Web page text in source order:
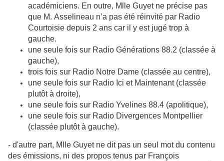
académiciens. En outre, Mlle Guyet ne précise pas
que M. Asselineau n’a pas été réinvité par Radio
Courtoisie depuis 2 ans car il y est jugé trop à
gauche.
une seule fois sur Radio Générations 88.2 (classée à
gauche),
trois fois sur Radio Notre Dame (classée au centre),
une seule fois sur Radio Ici et Maintenant (classée
plutôt à droite),
une seule fois sur Radio Yvelines 88.4 (apolitique),
une seule fois sur Radio Divergences Montpellier
(classée plutôt à gauche).
- d'autre part, Mlle Guyet ne dit pas un seul mot du contenu
des émissions, ni des propos tenus par François